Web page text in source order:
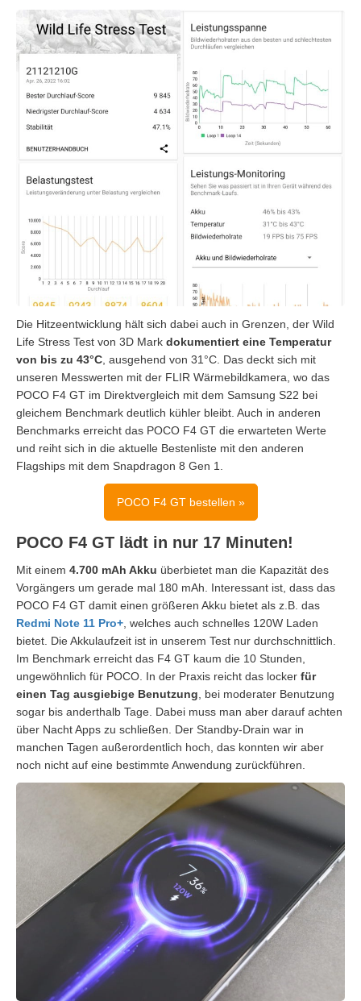
Die Hitzeentwicklung hält sich dabei auch in Grenzen, der Wild
Life Stress Test von 3D Mark dokumentiert eine Temperatur
von bis zu 43°C , ausgehend von 31°C. Das deckt sich mit
unseren Messwerten mit der FLIR Wärmebildkamera, wo das
POCO F4 GT im Direktvergleich mit dem Samsung S22 bei
gleichem Benchmark deutlich kühler bleibt. Auch in anderen
Benchmarks erreicht das POCO F4 GT die erwarteten Werte
und reiht sich in die aktuelle Bestenliste mit den anderen
Flagships mit dem Snapdragon 8 Gen 1.
POCO F4 GT bestellen »
POCO F4 GT lädt in nur 17 Minuten!
Mit einem 4.700 mAh Akku überbietet man die Kapazität des
Vorgängers um gerade mal 180 mAh. Interessant ist, dass das
POCO F4 GT damit einen größeren Akku bietet als z.B. das
Redmi Note 11 Pro+ , welches auch schnelles 120W Laden
bietet. Die Akkulaufzeit ist in unserem Test nur durchschnittlich.
Im Benchmark erreicht das F4 GT kaum die 10 Stunden,
ungewöhnlich für POCO. In der Praxis reicht das locker für
einen Tag ausgiebige Benutzung , bei moderater Benutzung
sogar bis anderthalb Tage. Dabei muss man aber darauf achten
über Nacht Apps zu schließen. Der Standby-Drain war in
manchen Tagen außerordentlich hoch, das konnten wir aber
noch nicht auf eine bestimmte Anwendung zurückführen.